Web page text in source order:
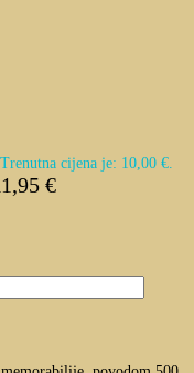
Trenutna cijena je: 10,00 €.
€